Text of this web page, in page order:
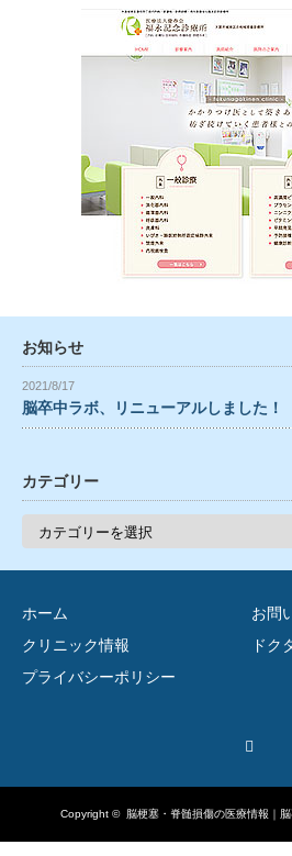
お知らせ
2021/8/17
脳卒中ラボ、リニューアルしました！
カテゴリー
カ
リ
ホーム
お問
クリニック情報
ドク
プライバシーポリシー
Copyright © 脳梗塞・脊髄損傷の医療情報｜